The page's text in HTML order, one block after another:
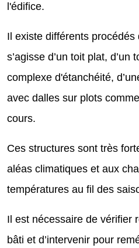
l'édifice.
Il existe différents procédés
s’agisse d’un toit plat, d’un
complexe d'étanchéité,
avec dalles sur plots
cours.
Ces structures sont très
aléas climatiques et aux
températures au fil des
Il est nécessaire de vérifier
bâti et d’intervenir pour